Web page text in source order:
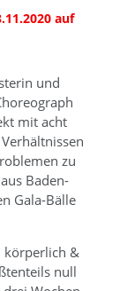
auf
und
mit acht
zu
Baden-
Gala-Bälle
körperlich &
null